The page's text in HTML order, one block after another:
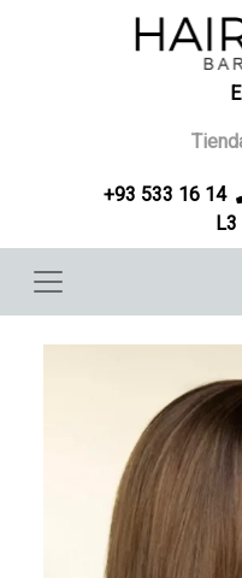
Pasar al contenido principal
+93 533 16 14